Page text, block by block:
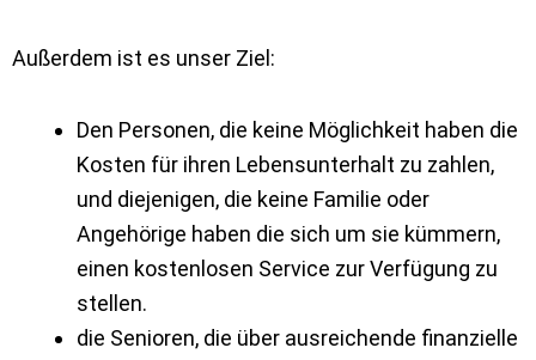
Außerdem ist es unser Ziel:
Den Personen, die keine Möglichkeit haben die
Kosten für ihren Lebensunterhalt zu zahlen,
und diejenigen, die keine Familie oder
Angehörige haben die sich um sie kümmern,
einen kostenlosen Service zur Verfügung zu
stellen.
die Senioren, die über ausreichende finanzielle